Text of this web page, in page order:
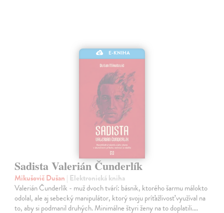
E-KNIHA
Sadista Valerián Čunderlík
Mikušovič Dušan | Elektronická kniha
Valerián Čunderlík - muž dvoch tvárí: básnik, ktorého šarmu málokto
odolal, ale aj sebecký manipulátor, ktorý svoju príťažlivosť využíval na
to, aby si podmanil druhých. Minimálne štyri ženy na to doplatili.…